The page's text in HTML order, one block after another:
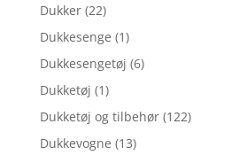
Dukker (22)
Dukkesenge (1)
Dukkesengetøj (6)
Dukketøj (1)
Dukketøj og tilbehør (122)
Dukkevogne (13)